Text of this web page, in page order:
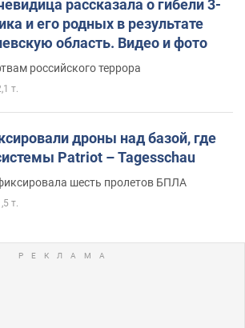
рассказала о гибели 3-
и его родных в результате
область. Видео и фото
российского террора
т.
дроны над базой, где
Patriot – Tagesschau
шесть пролетов БПЛА
т.